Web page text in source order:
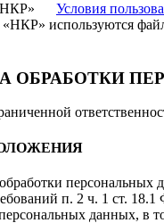
Условия
используются
ОБРАБОТКИ
персональных
п. 2 ч. 1 ст.
данных, в